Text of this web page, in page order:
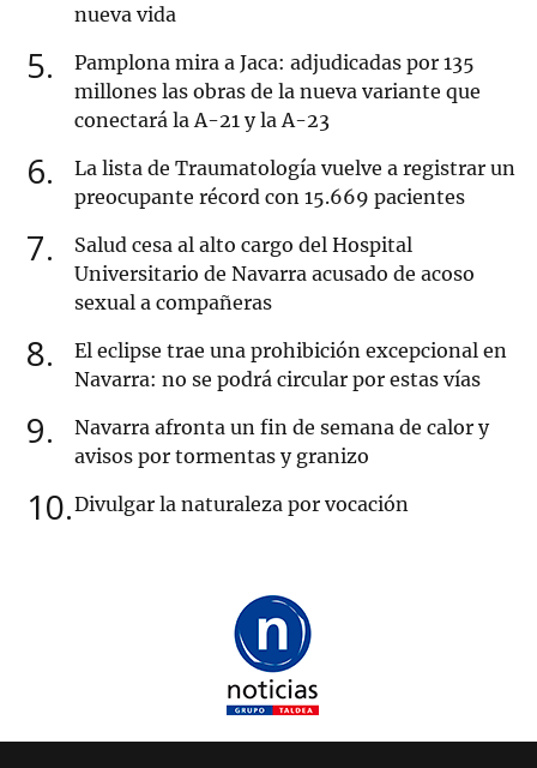
nueva vida
5
Pamplona mira a Jaca: adjudicadas por 135
millones las obras de la nueva variante que
conectará la A-21 y la A-23
6
La lista de Traumatología vuelve a registrar un
preocupante récord con 15.669 pacientes
7
Salud cesa al alto cargo del Hospital
Universitario de Navarra acusado de acoso
sexual a compañeras
8
El eclipse trae una prohibición excepcional en
Navarra: no se podrá circular por estas vías
9
Navarra afronta un fin de semana de calor y
avisos por tormentas y granizo
10 Divulgar la naturaleza por vocación